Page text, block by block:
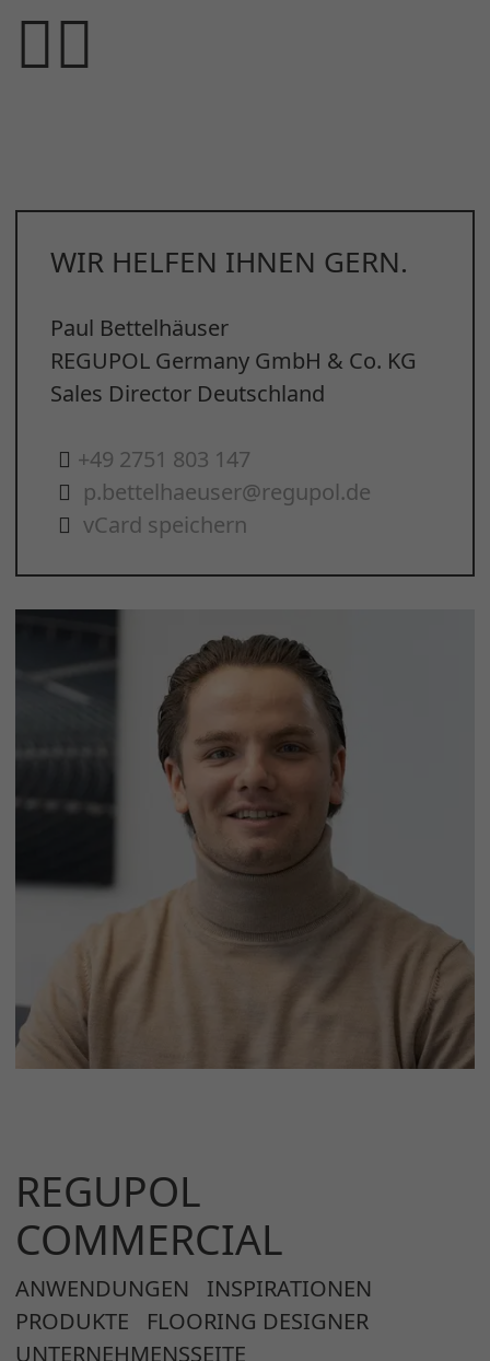
WIR HELFEN IHNEN GERN.
Paul Bettelhäuser
REGUPOL Germany GmbH & Co. KG
Sales Director Deutschland
+49 2751 803 147
p.bettelhaeuser@regupol.de
vCard speichern
REGUPOL
COMMERCIAL
ANWENDUNGEN
INSPIRATIONEN
PRODUKTE
FLOORING DESIGNER
UNTERNEHMENSSEITE